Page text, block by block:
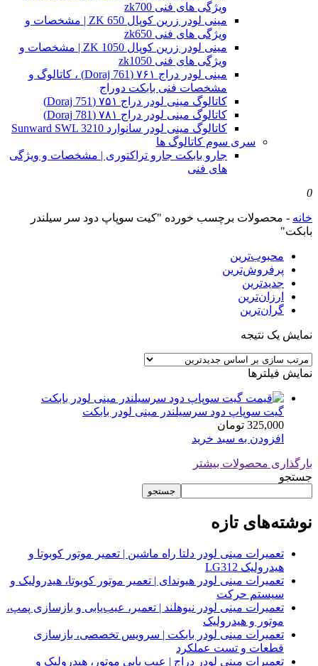
ویژگی های فنی zk700
مینی لودر زرین کوپال ZK 650 | مشخصات و
ویژگی های فنی zk650
مینی لودر زرین کوپال ZK 1050 | مشخصات و
ویژگی های فنی zk1050
مینی لودر دراج ۷۶۱ (Doraj 761) ، کاتالوگ و
مشخصات فنی بابکت دوراج
کاتالوگ مینی لودر دراج ۷۵۱ (Doraj 751)
کاتالوگ مینی لودر دراج ۷۸۱ (Doraj 781)
کاتالوگ مینی لودر سانوارد Sunward SWL 3210
سری سوم کاتالوگ ها
جارو بابکت جارو تراکتوری | مشخصات و ویژگی
های فنی
0
خانه - محصولات برچسب خورده "کیت سوپاپ دود سر سیلندر
بابکت"
محبوب‌ترین
پرفروش‌ترین
جدیدترین
ارزان‌ترین
گران‌ترین
نمایش یک نتیجه
نمایش فیلترها
گیت سوپاپ دود سرسیلندر مینی لودر بابکت
325,000 تومان
افزودن به سبد خرید
بارگذاری محصولات بیشتر
جستجو
جستجو
نوشته‌های تازه
تعمیرات مینی لودر دلتا راه ماشین | تعمیر موتور کوبوتا و
هیدرولیک LG312
تعمیرات مینی لودر هیوندای | تعمیر موتور کوبوتا، هیدرولیک و
سیستم حرکت
تعمیرات مینی لودر نیوهلند | تعمیر، عیب‌یابی و بازسازی پمپ،
موتور و هیدرولیک
تعمیرات مینی لودر بابکت | سرویس تخصصی، بازسازی
قطعات و تست عملکرد
تعمیرات مینی لودر دراج | عیب یابی موتور، هیدرولیک و